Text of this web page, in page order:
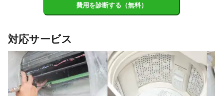
だけたことを、大変光栄に感じております。
「おかげさまエアコンクリーニング」は、
家庭用エアコン分解洗浄および、水回りのハウスクリーニングを
得意とした専門店です。
エアコン内部の見えない汚れはもちろん、
費用を診断する（無料）
対応サービス